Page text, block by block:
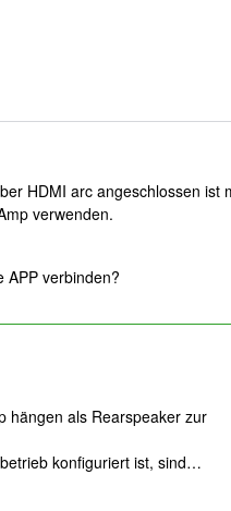
HDMI arc angeschlossen ist
verwenden.
APP verbinden?
hängen als Rearspeaker zur
konfiguriert ist, sind…